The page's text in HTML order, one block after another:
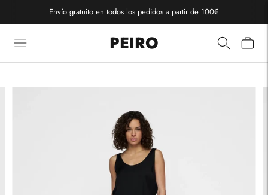
Envío gratuito en todos los pedidos a partir de 100€
PEIRO